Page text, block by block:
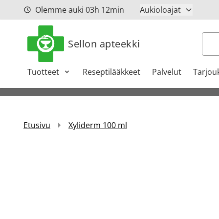
Siirry sisältöönOlemme auki 03h 12min Aukioloajat
Sellon apteekki Haku
Tuotteet Reseptilääkkeet Palvelut
Etusivu Xyliderm 100 ml